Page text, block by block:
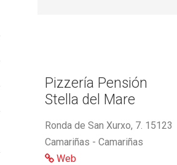
Pizzería Pensión
Stella del Mare
Ronda de San Xurxo, 7. 15123
Camariñas - Camariñas
Web